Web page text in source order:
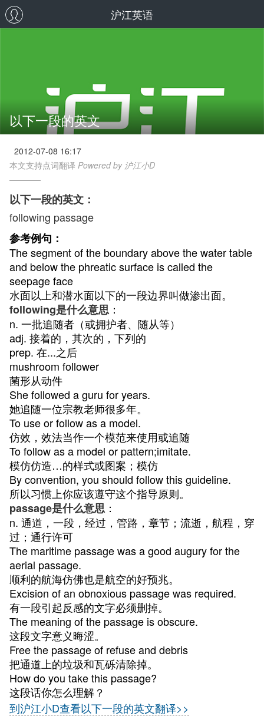
沪江英语
以下一段的英文
2012-07-08 16:17
本文支持点词翻译 Powered by 沪江小D
以下一段的英文：
following passage
参考例句：
The segment of the boundary above the water table
and below the phreatic surface is called the
seepage face
水面以上和潜水面以下的一段边界叫做渗出面。
following是什么意思 ：
n. 一批追随者（或拥护者、随从等）
adj. 接着的，其次的，下列的
prep. 在...之后
mushroom follower
菌形从动件
She followed a guru for years.
她追随一位宗教老师很多年。
To use or follow as a model.
仿效，效法当作一个模范来使用或追随
To follow as a model or pattern;imitate.
模仿仿造…的样式或图案；模仿
By convention, you should follow this guideline.
所以习惯上你应该遵守这个指导原则。
passage是什么意思 ：
n. 通道，一段，经过，管路，章节；流逝，航程，穿
过；通行许可
The maritime passage was a good augury for the
aerial passage.
顺利的航海仿佛也是航空的好预兆。
Excision of an obnoxious passage was required.
有一段引起反感的文字必须删掉。
The meaning of the passage is obscure.
这段文字意义晦涩。
Free the passage of refuse and debris
把通道上的垃圾和瓦砾清除掉。
How do you take this passage?
这段话你怎么理解？
到沪江小D查看以下一段的英文翻译>>